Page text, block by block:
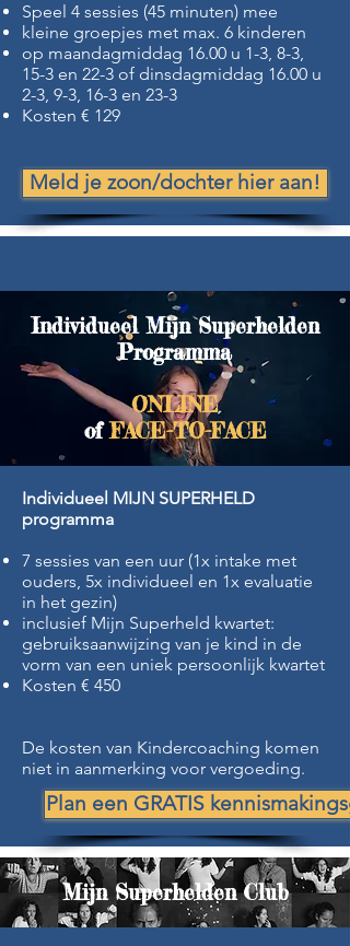
Speel 4 sessies (45 minuten) mee
kleine groepjes met max. 6 kinderen
op maandagmiddag 16.00 u 1-3, 8-3,
15-3 en 22-3 of dinsdagmiddag 16.00 u
2-3, 9-3, 16-3 en 23-3
Kosten € 129
Meld je zoon/dochter hier aan!
Individueel Mijn Superhelden
Programma
ONLINE
ofFACE-TO-FACE
Individueel MIJN SUPERHELD
programma
7 sessies van een uur (1x intake met
ouders, 5x individueel en 1x evaluatie
in het gezin)
inclusief Mijn Superheld kwartet:
gebruiksaanwijzing van je kind in de
vorm van een uniek persoonlijk kwartet
Kosten € 450
De kosten van Kindercoaching komen
niet in aanmerking voor vergoeding.
Plan een GRATIS
Mijn Superhelden Club